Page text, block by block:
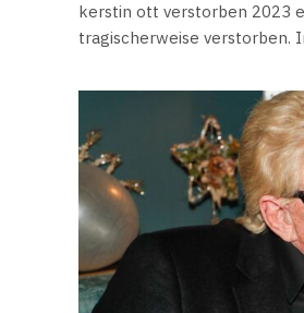
kerstin ott verstorben 2023
tragischerweise verstorben.